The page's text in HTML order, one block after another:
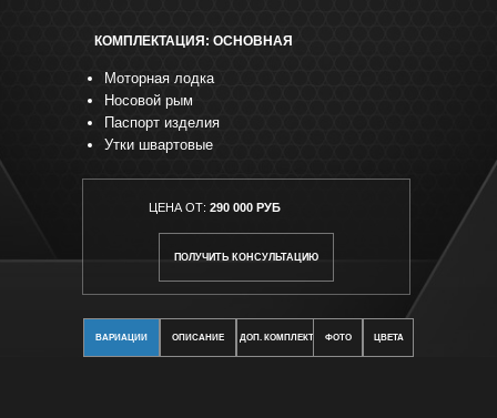
ЦЕНА ОТ: 290 000 РУБ
КОМПЛЕКТАЦИЯ: ОСНОВНАЯ
ПОЛУЧИТЬ КОНСУЛЬТАЦИЮ
Моторная лодка
Носовой рым
Паспорт изделия
Утки швартовые
ДОП. КОМПЛЕКТАЦИЯФОТО ЦВЕТА
ОПИСАНИЕ
ВАРИАЦИИ